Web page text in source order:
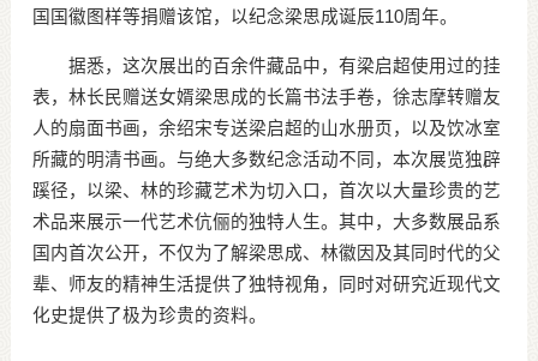
国国徽图样等捐赠该馆，以纪念梁思成诞辰110周年。
据悉，这次展出的百余件藏品中，有梁启超使用过的挂
表，林长民赠送女婿梁思成的长篇书法手卷，徐志摩转赠友
人的扇面书画，余绍宋专送梁启超的山水册页，以及饮冰室
所藏的明清书画。与绝大多数纪念活动不同，本次展览独辟
蹊径，以梁、林的珍藏艺术为切入口，首次以大量珍贵的艺
术品来展示一代艺术伉俪的独特人生。其中，大多数展品系
国内首次公开，不仅为了解梁思成、林徽因及其同时代的父
辈、师友的精神生活提供了独特视角，同时对研究近现代文
化史提供了极为珍贵的资料。